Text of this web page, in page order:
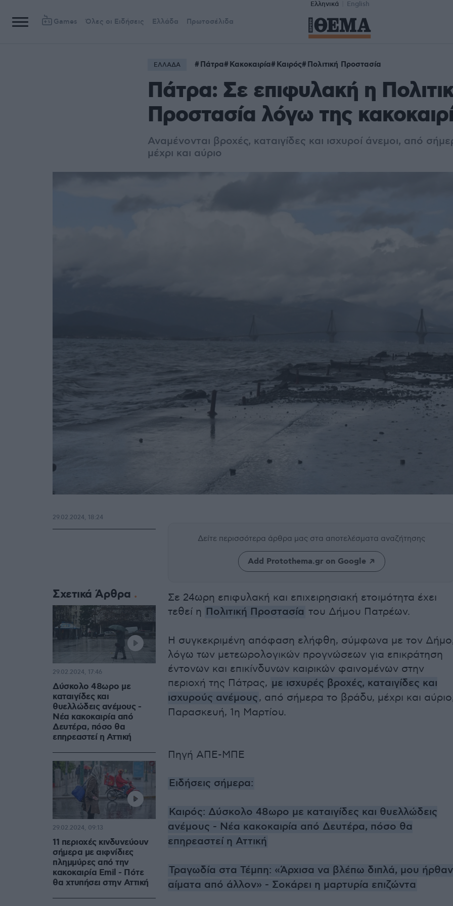
Ελληνικά English
Games Όλες οι Ειδήσεις Ελλάδα Πρωτοσέλιδα
ΕΛΛΑΔΑ Πάτρα Κακοκαιρία Καιρός Πολιτική Προστασία
Πάτρα: Σε επιφυλακή η
Προστασία λόγω της
Αναμένονται βροχές, καταιγίδες και ισχυροί άνεμοι, από
μέχρι και αύριο
Δείτε περισσότερα άρθρα μας στα αποτελέσματα αναζήτησης
Add Protothema.gr on Google
Σε 24ωρη επιφυλακή και επιχειρησιακή ετοιμότητα έχει
τεθεί η Πολιτική Προστασία του Δήμου Πατρέων.
Η συγκεκριμένη απόφαση ελήφθη, σύμφωνα με τον
λόγω των μετεωρολογικών προγνώσεων για επικράτηση
έντονων και επικίνδυνων καιρικών φαινομένων στην
περιοχή της Πάτρας, με ισχυρές βροχές, καταιγίδες και
ισχυρούς ανέμους, από σήμερα το βράδυ, μέχρι και
Παρασκευή, 1η Μαρτίου.
Πηγή ΑΠΕ-ΜΠΕ
Ειδήσεις σήμερα:
Καιρός: Δύσκολο 48ωρο με καταιγίδες και θυελλώδεις
ανέμους - Νέα κακοκαιρία από Δευτέρα, πόσο θα
επηρεαστεί η Αττική
Τραγωδία στα Τέμπη: «Άρχισα να βλέπω διπλά, μου ήρθαν
αίματα από άλλον» - Σοκάρει η μαρτυρία επιζώντα
29.02.2024, 18:24
Σχετικά Άρθρα
Δύσκολο 48ωρο με
καταιγίδες και
θυελλώδεις ανέμους -
Νέα κακοκαιρία από
Δευτέρα, πόσο θα
επηρεαστεί η Αττική
29.02.2024, 17:46
11 περιοχές κινδυνεύουν
σήμερα με αιφνίδιες
πλημμύρες από την
κακοκαιρία Emil - Πότε
θα χτυπήσει στην Αττική
29.02.2024, 09:13